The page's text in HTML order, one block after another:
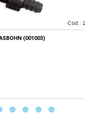
29898
(001003)